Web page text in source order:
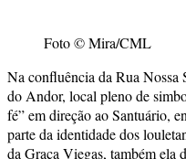
Foto © Mira/CML
Na confluência da Rua Nossa
do Andor, local pleno de
fé” em direção ao Santuário,
parte da identidade dos
da Graça Viegas, também ela